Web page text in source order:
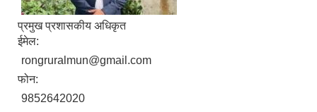
प्रमुख प्रशासकीय अधिकृत
ईमेल:
rongruralmun@gmail.com
फोन:
9852642020